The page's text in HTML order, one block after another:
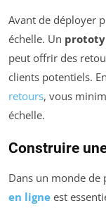
Avant de déployer
échelle. Un
peut offrir des
clients potentiels.
retours, vous
échelle.
Construire
Dans un monde
en ligne est